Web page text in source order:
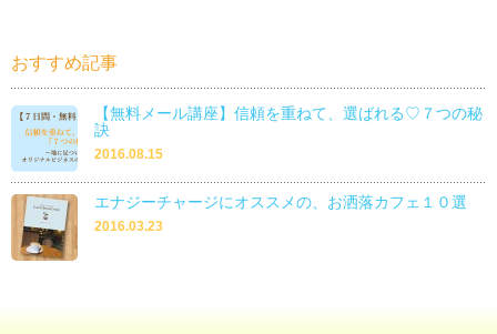
おすすめ記事
【無料メール講座】信頼を重ねて、選ばれる♡７つの秘
訣
2016.08.15
エナジーチャージにオススメの、お洒落カフェ１０選
2016.03.23